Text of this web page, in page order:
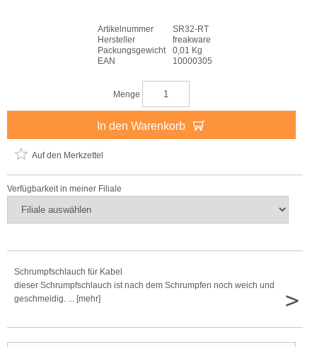
Artikelnummer
SR32-RT
Hersteller
freakware
Packungsgewicht
0,01 Kg
EAN
10000305
Menge
In den Warenkorb
Auf den Merkzettel
Verfügbarkeit in meiner Filiale
Schrumpfschlauch für Kabel
dieser Schrumpfschlauch ist nach dem Schrumpfen noch weich und
geschmeidig. ... [mehr]
>